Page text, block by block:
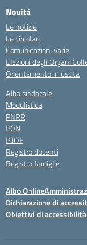
Novità
Le notizie
Le circolari
Comunicazioni varie
Elezioni degli Organi
Orientamento in uscita
Albo sindacale
Modulistica
PNRR
PON
PTOF
Registro docenti
Registro famiglie
Albo Online
Dichiarazione di
Obiettivi di accessibilità